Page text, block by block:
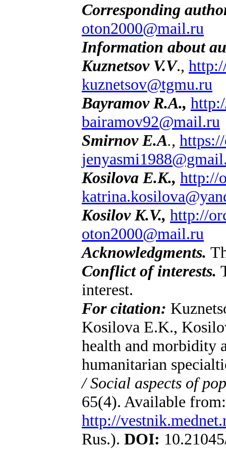
Corresponding
oton2000@mail.ru
Information about
Kuznetsov V.V.,
kuznetsov@tgmu.ru
Bayramov R.A.,
bairamov92@mail.ru
Smirnov E.A.,
Kosilova E.K., http://
Kosilov K.V., http://
oton2000@mail.ru
Acknowledgments.
Conflict of interests.
interest.
For citation:
Kosilova E.K.,
health and morbidity
humanitarian
/ Social aspects of
65(4). Available from:
http://
Rus.). DOI: